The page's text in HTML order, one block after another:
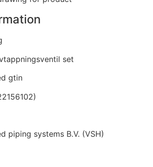
set
gtin
piping systems B.V. (VSH)